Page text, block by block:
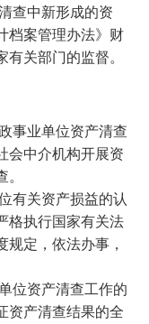
查中新形成的资
档案管理办法》财
关部门的监督。
事业单位资产清查
会中介机构开展资
有关资产损益的认
格执行国家有关法
定，依法办事，
位资产清查工作的
资产清查结果的全